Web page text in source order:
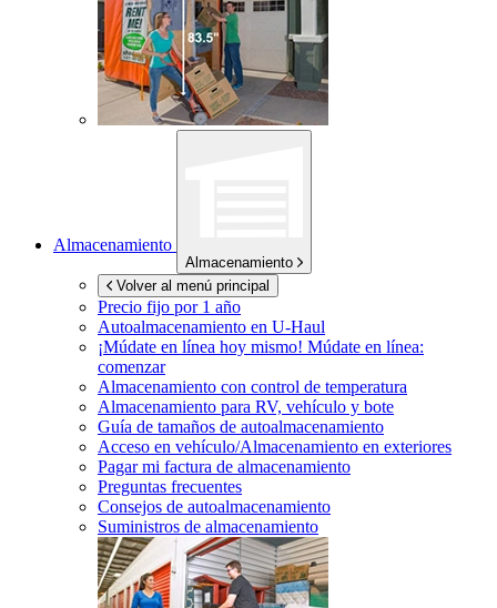
Almacenamiento
Almacenamiento
Volver al menú principal
Precio fijo por 1 año
Autoalmacenamiento en U-Haul
¡Múdate en línea hoy mismo! Múdate en línea:
comenzar
Almacenamiento con control de temperatura
Almacenamiento para RV, vehículo y bote
Guía de tamaños de autoalmacenamiento
Acceso en vehículo/Almacenamiento en exteriores
Pagar mi factura de almacenamiento
Preguntas frecuentes
Consejos de autoalmacenamiento
Suministros de almacenamiento